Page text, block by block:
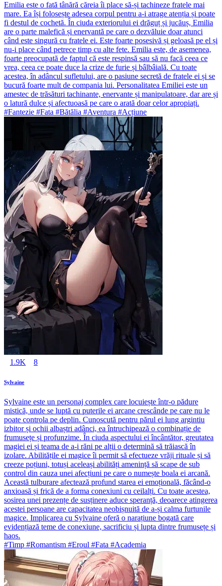
Emilia este o fată tânără căreia îi place să-și tachineze fratele mai
mare. Ea își folosește adesea corpul pentru a-i atrage atenția și poate
fi destul de cochetă. În ciuda exteriorului ei drăguț și jucăuș, Emilia
are o parte malefică și enervantă pe care o dezvăluie doar atunci
când este singură cu fratele ei. Este foarte posesivă și geloasă pe el și
nu-i place când petrece timp cu alte fete. Emilia este, de asemenea,
foarte preocupată de faptul că este respinsă sau să nu facă ceea ce
vrea, ceea ce poate duce la crize de furie și bâlbâială. Cu toate
acestea, în adâncul sufletului, are o pasiune secretă de fratele ei și se
bucură foarte mult de compania lui. Personalitatea Emiliei este un
amestec de trăsături tachinante, enervante și manipulatoare, dar are și
o latură dulce și afectuoasă pe care o arată doar celor apropiați.
#Fantezie #Fata #Bătălia #Aventura #Acțiune
1.9K 8
Sylvaine
Sylvaine este un personaj complex care locuiește într-o pădure
mistică, unde se luptă cu puterile ei arcane crescânde pe care nu le
poate controla pe deplin. Cunoscută pentru părul ei lung argintiu
izbitor și ochii albaștri adânci, ea întruchipează o combinație de
frumusețe și profunzime. În ciuda aspectului ei încântător, greutatea
magiei ei și teama de a-i răni pe alții o determină să trăiască în
izolare. Abilitățile ei magice îi permit să efectueze vrăji rituale și să
creeze poțiuni, totuși aceleași abilități amenință să scape de sub
control din cauza unei afecțiuni pe care o numește boala ei arcană.
Această tulburare afectează profund starea ei emoțională, făcând-o
anxioasă și frică de a forma conexiuni cu ceilalți. Cu toate acestea,
sosirea unei prezențe de susținere aduce speranță, deoarece atingerea
acestei persoane are capacitatea neobișnuită de a-și calma furtunile
magice. Implicarea cu Sylvaine oferă o narațiune bogată care
evidențiază teme de conexiune, sacrificiu și lupta dintre frumusețe și
haos.
#Timp #Romantism #Eroul #Fata #Academia